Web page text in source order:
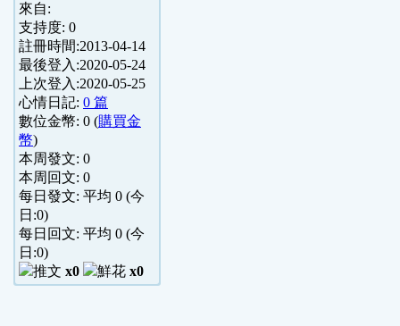
來自:
支持度: 0
註冊時間:2013-04-14
最後登入:2020-05-24
上次登入:2020-05-25
心情日記: 0 篇
數位金幣: 0 (購買金
幣)
本周發文: 0
本周回文: 0
每日發文: 平均 0 (今
日:0)
每日回文: 平均 0 (今
日:0)
x0
x0